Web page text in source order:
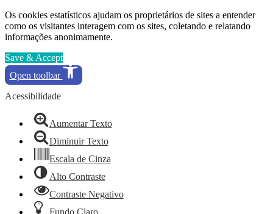
Os cookies estatísticos ajudam os proprietários de sites a entender
como os visitantes interagem com os sites, coletando e relatando
informações anonimamente.
Save & Accept
Open toolbar
Acessibilidade
Aumentar Texto
Diminuir Texto
Escala de Cinza
Alto Contraste
Contraste Negativo
Fundo Claro